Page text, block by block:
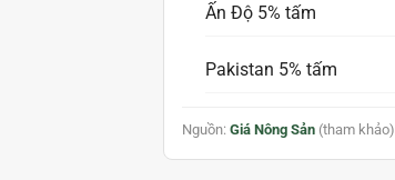
Ấn Độ 5% tấm
Pakistan 5% tấm
Nguồn: Giá Nông Sản (tham khảo)